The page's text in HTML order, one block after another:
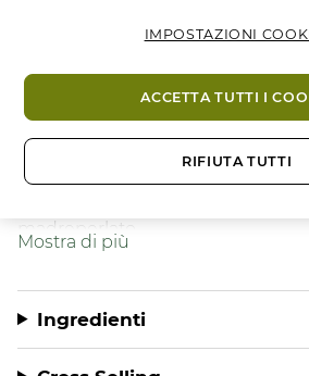
prima applicazione.
Grazie alla sua mina e alla sua
l’applicazione è facile e
lunga tenuta resiste in qualsiasi
acqua, lacrime di gioia. Tenuta 14H.
madreperlato.
L’Ombretto Lunga Tenuta
Ingredienti
RIFIUTA TUTTI
ACCETTA TUTTI I
IMPOSTAZIONI